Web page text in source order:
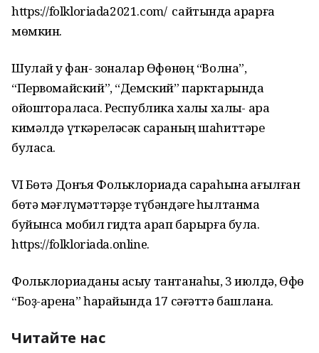
https://folkloriada2021.com/ сайтында ҡарарға
мөмкин.
Шулай уҡ фан- зоналар Өфөнөң “Волна”,
“Первомайский”, “Демский” парктарында
ойоштораласаҡ. Республика халҡы халыҡ- ара
кимәлдә үткәреләсәк сараның шаһиттәре
буласаҡ.
VI Бөтә Донъя Фольклориада сараһына ҡағылған
бөтә мәғлүмәттәрҙе түбәндәге һылтанма
буйынса мобил гидта ҡарап барырға була.
https://folkloriada.online.
Фольклориаданы асыу тантанаһы, 3 июлдә, Өфө
“Боҙ-арена” һарайында 17 сәғәттә башлана.
Читайте нас